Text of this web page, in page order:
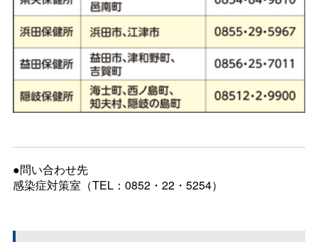
●問い合わせ先
感染症対策室（TEL：0852・22・5254）